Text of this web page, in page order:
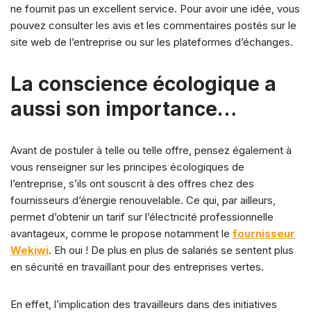
ne fournit pas un excellent service. Pour avoir une idée, vous
pouvez consulter les avis et les commentaires postés sur le
site web de l’entreprise ou sur les plateformes d’échanges.
La conscience écologique a
aussi son importance…
Avant de postuler à telle ou telle offre, pensez également à
vous renseigner sur les principes écologiques de
l’entreprise, s’ils ont souscrit à des offres chez des
fournisseurs d’énergie renouvelable. Ce qui, par ailleurs,
permet d’obtenir un tarif sur l’électricité professionnelle
avantageux, comme le propose notamment le fournisseur
Wekiwi. Eh oui ! De plus en plus de salariés se sentent plus
en sécurité en travaillant pour des entreprises vertes.
En effet, l’implication des travailleurs dans des initiatives